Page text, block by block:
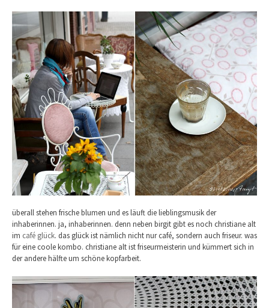
überall stehen frische blumen und es läuft die lieblingsmusik der
inhaberinnen. ja, inhaberinnen. denn neben birgit gibt es noch christiane alt
im café glück. das glück ist nämlich nicht nur café, sondern auch friseur. was
für eine coole kombo. christiane alt ist friseurmeisterin und kümmert sich in
der andere hälfte um schöne kopfarbeit.